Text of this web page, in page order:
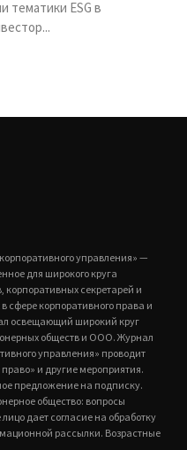
тематики ESG в
управления» —
для широкого круга
корпоративных секретарей и
сфере корпоративного права и
освещающий широкий круг
обществ и ООО. Журнал
управления» проводит
и другие мероприятия.
предложение на подписку.
общество: вопросы
дает согласие на обработку
рассылки. Возрастные